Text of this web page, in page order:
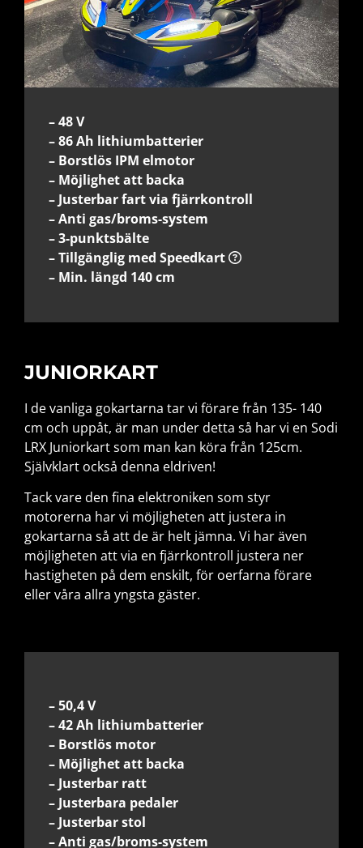
– 48 V
– 86 Ah lithiumbatterier
– Borstlös IPM elmotor
– Möjlighet att backa
– Justerbar fart via fjärrkontroll
– Anti gas/broms-system
– 3-punktsbälte
– Tillgänglig med Speedkart
– Min. längd 140 cm
JUNIORKART
I de vanliga gokartarna tar vi förare från 135- 140
cm och uppåt, är man under detta så har vi en Sodi
LRX Juniorkart som man kan köra från 125cm.
Självklart också denna eldriven!
Tack vare den fina elektroniken som styr
motorerna har vi möjligheten att justera in
gokartarna så att de är helt jämna. Vi har även
möjligheten att via en fjärrkontroll justera ner
hastigheten på dem enskilt, för oerfarna förare
eller våra allra yngsta gäster.
– 50,4 V
– 42 Ah lithiumbatterier
– Borstlös motor
– Möjlighet att backa
– Justerbar ratt
– Justerbara pedaler
– Justerbar stol
– Anti gas/broms-system